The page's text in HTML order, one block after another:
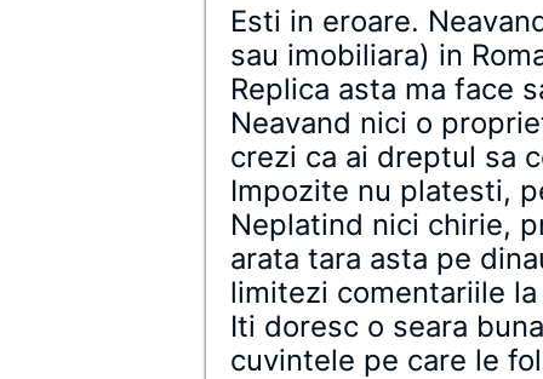
Esti in eroare.
sau imobiliara) in
Replica asta ma face
Neavand nici o
crezi ca ai dreptul sa
Impozite nu platesti,
Neplatind nici chirie,
arata tara asta pe
limitezi comentariile
Iti doresc o seara
cuvintele pe care le